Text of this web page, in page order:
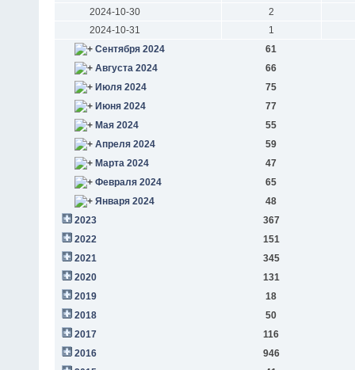
2024-10-30
2
2024-10-31
1
Сентября 2024
61
Августа 2024
66
Июля 2024
75
Июня 2024
77
Мая 2024
55
Апреля 2024
59
Марта 2024
47
Февраля 2024
65
Января 2024
48
2023
367
2022
151
2021
345
2020
131
2019
18
2018
50
2017
116
2016
946